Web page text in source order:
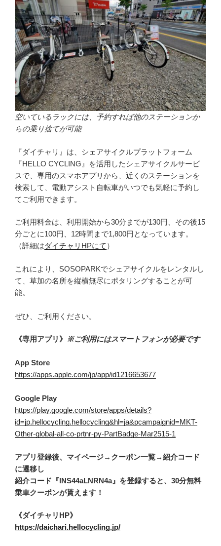
空いているラックには、予約すれば他のステーションか
らの乗り捨てが可能
『ダイチャリ』は、シェアサイクルプラットフォーム
『HELLO CYCLING』を活用したシェアサイクルサービ
スで、専用のスマホアプリから、近くのステーションを
検索して、電動アシスト自転車がいつでも気軽に予約し
てご利用できます。
ご利用料金は、利用開始から30分までが130円、その後15
分ごとに100円、12時間まで1,800円となっています。
（詳細はダイチャリHPにて ）
これにより、SOSOPARKでシェアサイクルをレンタルし
て、草加の名所を縦横無尽にポタリングすることが可
能。
ぜひ、ご利用ください。
《専用アプリ》 ※ご利用にはスマートフォンが必要です
App Store
https://apps.apple.com/jp/app/id1216653677
Google Play
https://play.google.com/store/apps/details?
id=jp.hellocycling.hellocycling&hl=ja&pcampaignid=MKT-
Other-global-all-co-prtnr-py-PartBadge-Mar2515-1
アプリ登録後、マイページ→クーポン一覧→紹介コード
に遷移し
紹介コード『INS44aLNRN4a』を登録すると、30分無料
乗車クーポンが貰えます！
《ダイチャリHP》
https://daichari.hellocycling.jp/